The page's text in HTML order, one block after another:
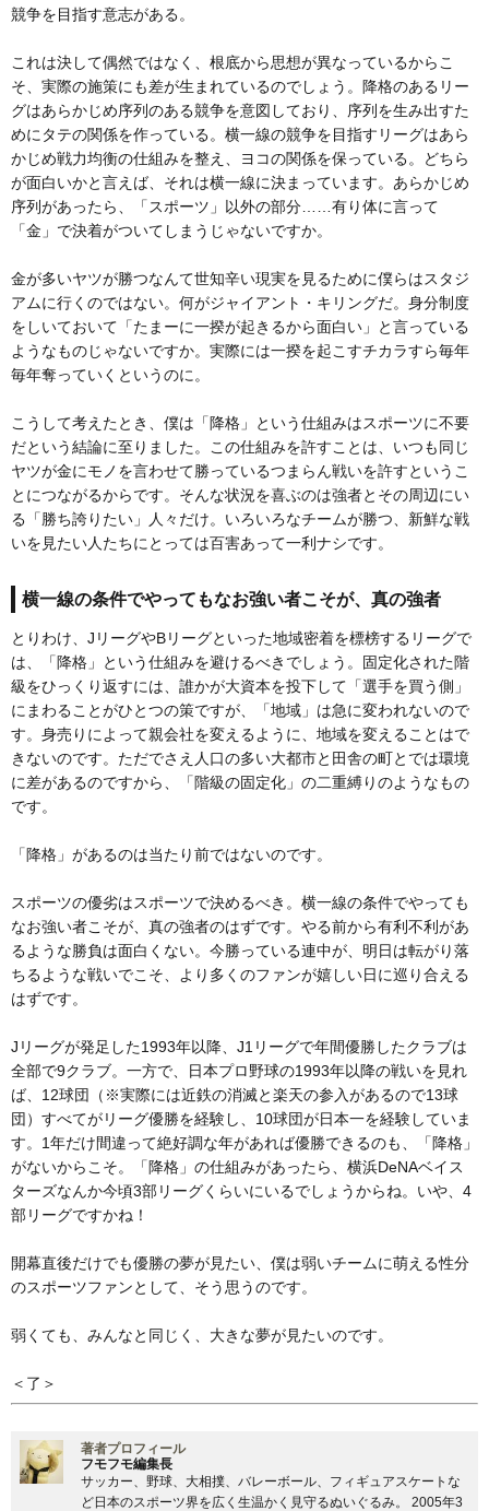
競争を目指す意志がある。
これは決して偶然ではなく、根底から思想が異なっているからこ
そ、実際の施策にも差が生まれているのでしょう。降格のあるリー
グはあらかじめ序列のある競争を意図しており、序列を生み出すた
めにタテの関係を作っている。横一線の競争を目指すリーグはあら
かじめ戦力均衡の仕組みを整え、ヨコの関係を保っている。どちら
が面白いかと言えば、それは横一線に決まっています。あらかじめ
序列があったら、「スポーツ」以外の部分……有り体に言って
「金」で決着がついてしまうじゃないですか。
金が多いヤツが勝つなんて世知辛い現実を見るために僕らはスタジ
アムに行くのではない。何がジャイアント・キリングだ。身分制度
をしいておいて「たまーに一揆が起きるから面白い」と言っている
ようなものじゃないですか。実際には一揆を起こすチカラすら毎年
毎年奪っていくというのに。
こうして考えたとき、僕は「降格」という仕組みはスポーツに不要
だという結論に至りました。この仕組みを許すことは、いつも同じ
ヤツが金にモノを言わせて勝っているつまらん戦いを許すというこ
とにつながるからです。そんな状況を喜ぶのは強者とその周辺にい
る「勝ち誇りたい」人々だけ。いろいろなチームが勝つ、新鮮な戦
いを見たい人たちにとっては百害あって一利ナシです。
横一線の条件でやってもなお強い者こそが、真の強者
とりわけ、JリーグやBリーグといった地域密着を標榜するリーグで
は、「降格」という仕組みを避けるべきでしょう。固定化された階
級をひっくり返すには、誰かが大資本を投下して「選手を買う側」
にまわることがひとつの策ですが、「地域」は急に変われないので
す。身売りによって親会社を変えるように、地域を変えることはで
きないのです。ただでさえ人口の多い大都市と田舎の町とでは環境
に差があるのですから、「階級の固定化」の二重縛りのようなもの
です。
「降格」があるのは当たり前ではないのです。
スポーツの優劣はスポーツで決めるべき。横一線の条件でやっても
なお強い者こそが、真の強者のはずです。やる前から有利不利があ
るような勝負は面白くない。今勝っている連中が、明日は転がり落
ちるような戦いでこそ、より多くのファンが嬉しい日に巡り合える
はずです。
Jリーグが発足した1993年以降、J1リーグで年間優勝したクラブは
全部で9クラブ。一方で、日本プロ野球の1993年以降の戦いを見れ
ば、12球団（※実際には近鉄の消滅と楽天の参入があるので13球
団）すべてがリーグ優勝を経験し、10球団が日本一を経験していま
す。1年だけ間違って絶好調な年があれば優勝できるのも、「降格」
がないからこそ。「降格」の仕組みがあったら、横浜DeNAベイス
ターズなんか今頃3部リーグくらいにいるでしょうからね。いや、4
部リーグですかね！
開幕直後だけでも優勝の夢が見たい、僕は弱いチームに萌える性分
のスポーツファンとして、そう思うのです。
弱くても、みんなと同じく、大きな夢が見たいのです。
＜了＞
著者プロフィール
フモフモ編集長
サッカー、野球、大相撲、バレーボール、フィギュアスケートな
ど日本のスポーツ界を広く生温かく見守るぬいぐるみ。 2005年3